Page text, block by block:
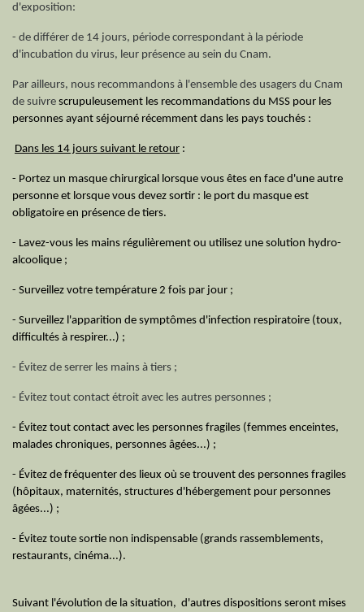
d'exposition:
- de différer de 14 jours, période correspondant à la période
d'incubation du virus, leur présence au sein du Cnam.
Par ailleurs, nous recommandons à l'ensemble des usagers du Cnam
de suivre scrupuleusement les recommandations du MSS pour les
personnes ayant séjourné récemment dans les pays touchés :
Dans les 14 jours suivant le retour :
- Portez un masque chirurgical lorsque vous êtes en face d'une autre
personne et lorsque vous devez sortir : le port du masque est
obligatoire en présence de tiers.
- Lavez-vous les mains régulièrement ou utilisez une solution hydro-
alcoolique ;
- Surveillez votre température 2 fois par jour ;
- Surveillez l'apparition de symptômes d'infection respiratoire (toux,
difficultés à respirer...) ;
- Évitez de serrer les mains à tiers ;
- Évitez tout contact étroit avec les autres personnes ;
- Évitez tout contact avec les personnes fragiles (femmes enceintes,
malades chroniques, personnes âgées...) ;
- Évitez de fréquenter des lieux où se trouvent des personnes fragiles
(hôpitaux, maternités, structures d'hébergement pour personnes
âgées...) ;
- Évitez toute sortie non indispensable (grands rassemblements,
restaurants, cinéma...).
Suivant l'évolution de la situation, d'autres dispositions seront mises